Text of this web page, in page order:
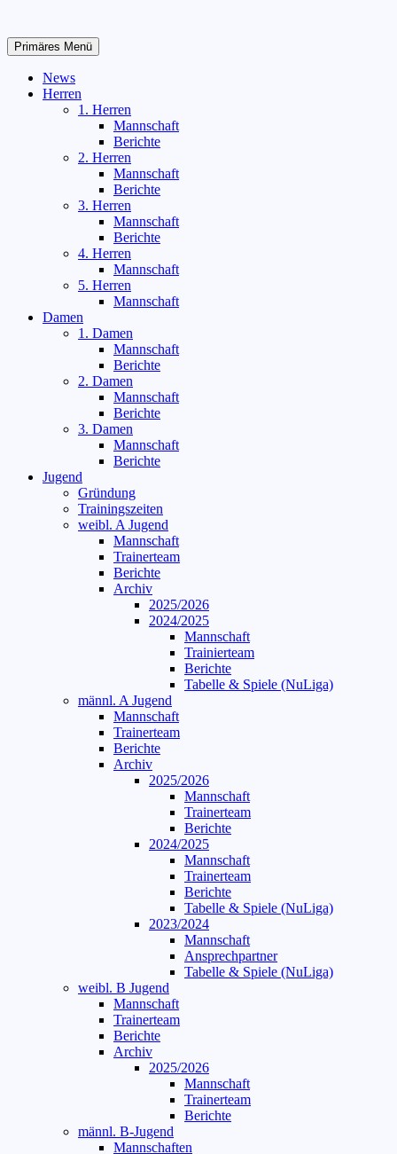
springen
Primäres Menü
News
Herren
1. Herren
Mannschaft
Berichte
2. Herren
Mannschaft
Berichte
3. Herren
Mannschaft
Berichte
4. Herren
Mannschaft
5. Herren
Mannschaft
Damen
1. Damen
Mannschaft
Berichte
2. Damen
Mannschaft
Berichte
3. Damen
Mannschaft
Berichte
Jugend
Gründung
Trainingszeiten
weibl. A Jugend
Mannschaft
Trainerteam
Berichte
Archiv
2025/2026
2024/2025
Mannschaft
Trainierteam
Berichte
Tabelle & Spiele (NuLiga)
männl. A Jugend
Mannschaft
Trainerteam
Berichte
Archiv
2025/2026
Mannschaft
Trainerteam
Berichte
2024/2025
Mannschaft
Trainerteam
Berichte
Tabelle & Spiele (NuLiga)
2023/2024
Mannschaft
Ansprechpartner
Tabelle & Spiele (NuLiga)
weibl. B Jugend
Mannschaft
Trainerteam
Berichte
Archiv
2025/2026
Mannschaft
Trainerteam
Berichte
männl. B-Jugend
Mannschaften